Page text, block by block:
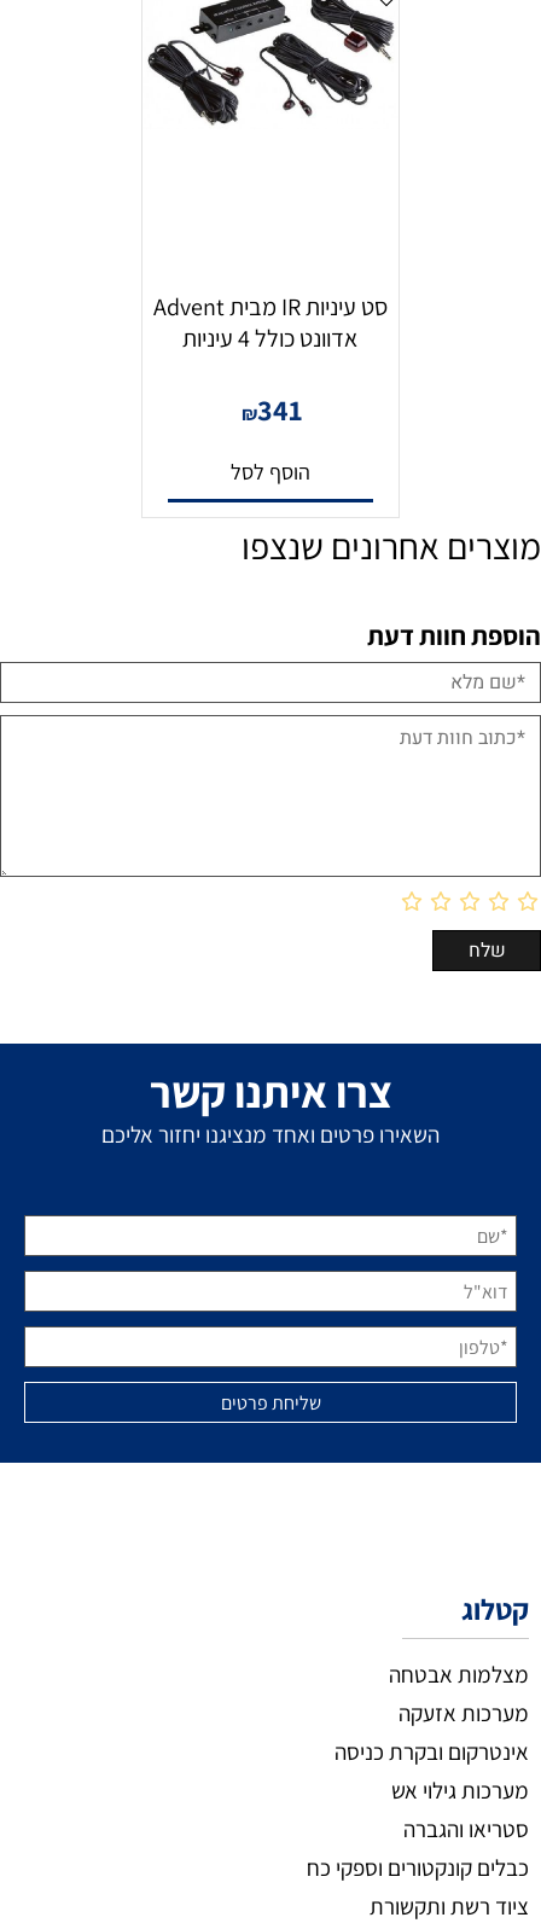
סט עיניות IR מבית Advent
אדוונט כולל 4 עיניות
₪341
הוסף לסל
מוצרים אחרונים שנצפו
הוספת חוות דעת
צרו איתנו קשר
השאירו פרטים ואחד מנציגנו יחזור אליכם
קטלוג
מצלמות אבטחה
מערכות אזעקה
אינטרקום ובקרת כניסה
מערכות גילוי אש
סטריאו והגברה
כבלים קונקטורים וספקי כח
ציוד רשת ותקשורת